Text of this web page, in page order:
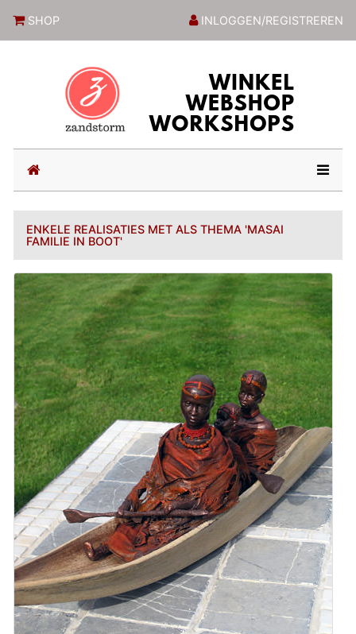
SHOP INLOGGEN/REGISTREREN
(current)
ENKELE REALISATIES MET ALS THEMA 'MASAI
FAMILIE IN BOOT'